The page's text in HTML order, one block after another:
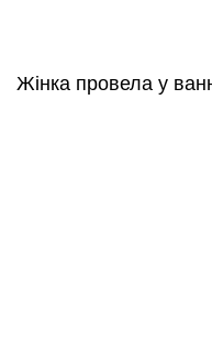
Жінка провела у